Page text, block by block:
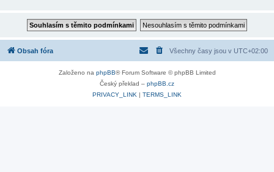
Obsah fóra Všechny časy jsou v UTC+02:00
Založeno na phpBB® Forum Software © phpBB Limited
Český překlad – phpBB.cz
PRIVACY_LINK | TERMS_LINK